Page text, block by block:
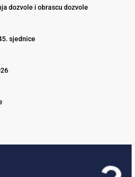
dozvole i obrascu dozvole
sjednice